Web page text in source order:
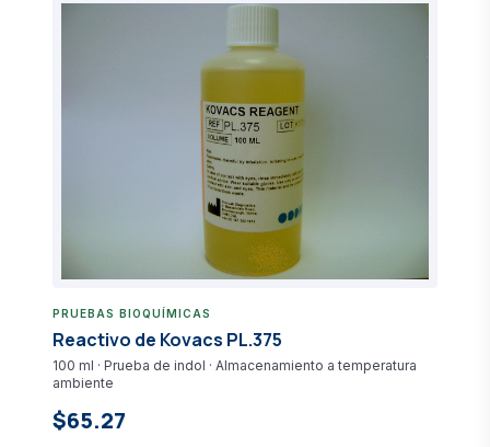
PRUEBAS BIOQUÍMICAS
Reactivo de Kovacs PL.375
100 ml · Prueba de indol · Almacenamiento a temperatura
ambiente
$65.27